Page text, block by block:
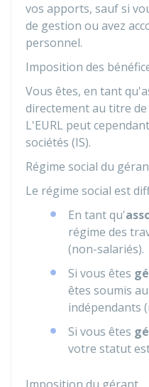
vos apports, sauf si
de gestion ou avez
personnel.
Imposition des
Vous êtes, en tant
directement au titre
L'EURL peut
sociétés (IS).
Régime social du
Le régime social est
En tant qu'
régime des
(non-salariés).
Si vous êtes
êtes soumis
indépendants
Si vous êtes
votre statut